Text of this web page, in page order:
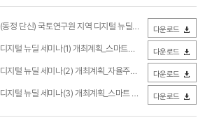
(동정 단신) 국토연구원 지역 디지털 뉴딜 세미나 개최(국토연구원).hwp 다운로드
디지털 뉴딜 세미나(1) 개최계획_스마트물류.pdf (0Byte / 다운로드
다운로드
디지털 뉴딜 세미나(2) 개최계획_자율주행자동차.pdf (0Byte / 다
다운로드
디지털 뉴딜 세미나(3) 개최계획_스마트 국토.pdf (0Byte / 다운로
다운로드